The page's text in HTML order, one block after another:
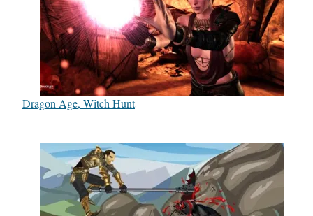
Dragon Age, Witch Hunt